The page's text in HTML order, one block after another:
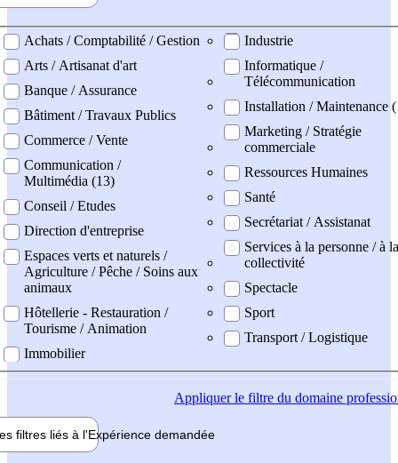
professionel
Achats / Comptabilité / Gestion
Arts / Artisanat d'art
Banque / Assurance
Bâtiment / Travaux Publics
Commerce / Vente
Communication /
Multimédia (13)
Conseil / Etudes
Direction d'entreprise
Espaces verts et naturels /
Agriculture / Pêche / Soins aux
animaux
Hôtellerie - Restauration /
Tourisme / Animation
Immobilier
Industrie
Informatique /
Télécommunication
Installation / Maintenance
Marketing / Stratégie
commerciale
Ressources Humaines
Santé
Secrétariat / Assistanat
Services à la personne / à la
collectivité
Spectacle
Sport
Transport / Logistique
Appliquerle filtre du domaine
filtres liés à l'Expérience demandée